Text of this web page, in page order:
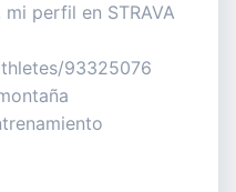
perfil en STRAVA
93325076